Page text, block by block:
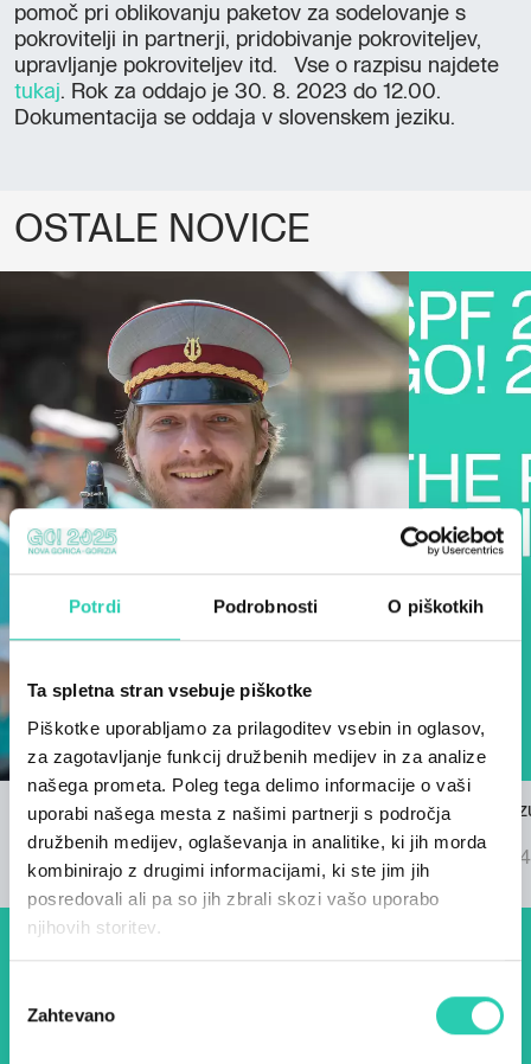
Potrdi Podrobnosti O piškotkih
Ta spletna stran vsebuje piškotke
Piškotke uporabljamo za prilagoditev vsebin in oglasov,
za zagotavljanje funkcij družbenih medijev in za analize
našega prometa. Poleg tega delimo informacije o vaši
uporabi našega mesta z našimi partnerji s področja
družbenih medijev, oglaševanja in analitike, ki jih morda
kombinirajo z drugimi informacijami, ki ste jim jih
posredovali ali pa so jih zbrali skozi vašo uporabo
njihovih storitev.
soglasja
Zahtevano
pomoč pri oblikovanju paketov za sodelovanje s
pokrovitelji in partnerji, pridobivanje pokroviteljev,
upravljanje pokroviteljev itd. Vse o razpisu najdete
tukaj. Rok za oddajo je 30. 8. 2023 do 12.00.
Dokumentacija se oddaja v slovenskem jeziku.
OSTALE NOVICE
Razpis za himno GO! 2025
22/03/2024
Znani so
GO! 2025
04/09/2024
evropske prestolnice kulture